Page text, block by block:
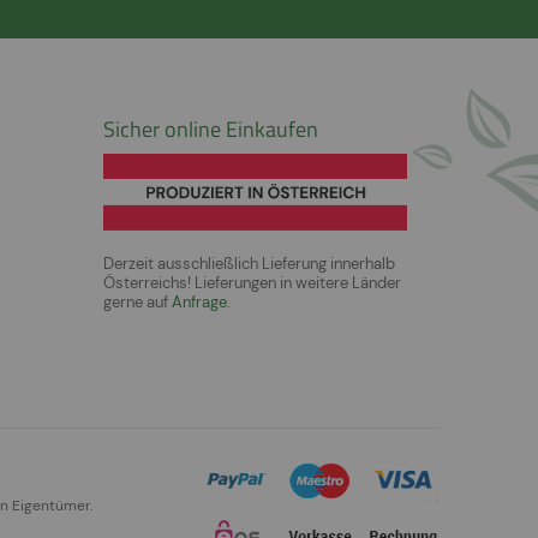
Sicher online Einkaufen
Derzeit ausschließlich Lieferung innerhalb
Österreichs! Lieferungen in weitere Länder
gerne aufAnfrage.
Eigentümer.